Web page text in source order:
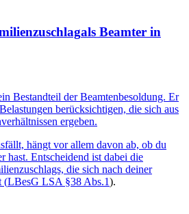
als Beamter in
Bestandteil der Beamtenbesoldung. Er
berücksichtigen, die sich aus
ergeben.
hängt vor allem davon ab, ob du
hast. Entscheidend ist dabei die
die sich nach deiner
(LBesG LSA §38 Abs.1).